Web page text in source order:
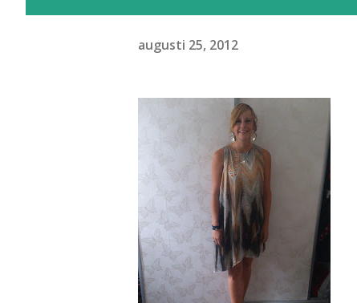
augusti 25, 2012